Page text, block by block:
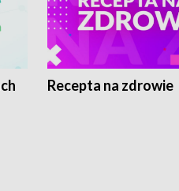
Recepta na zdrowie